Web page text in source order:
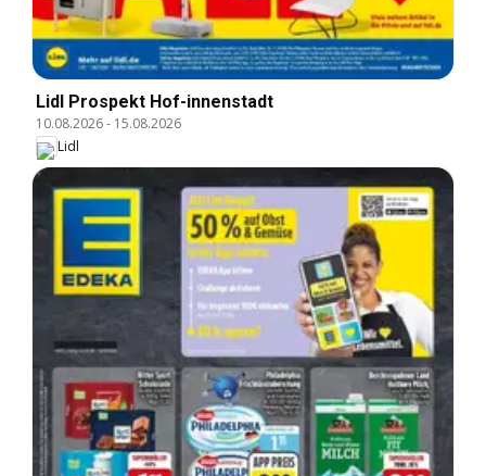
Lidl Prospekt Hof-innenstadt
10.08.2026- 15.08.2026
Lidl